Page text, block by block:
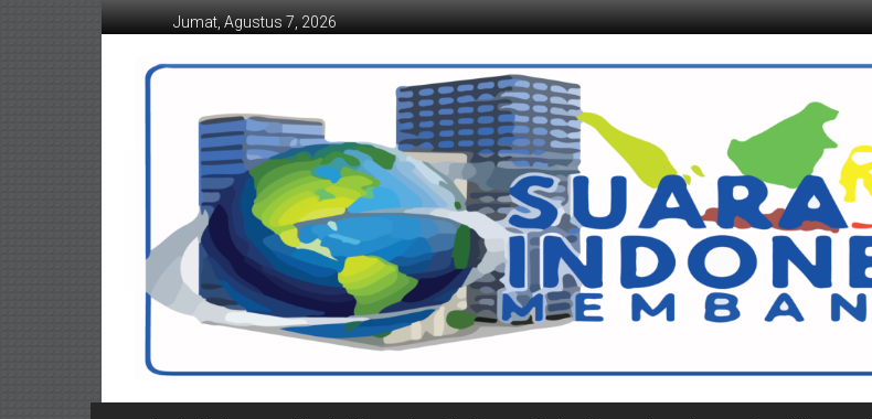
ke
Jumat, Agustus 7, 2026
Suaraindonesiamembangun.com